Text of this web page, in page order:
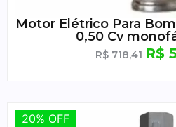
Motor Elétrico Para
0,50 Cv
R$718,41 R$
20% OFF
20% OFF